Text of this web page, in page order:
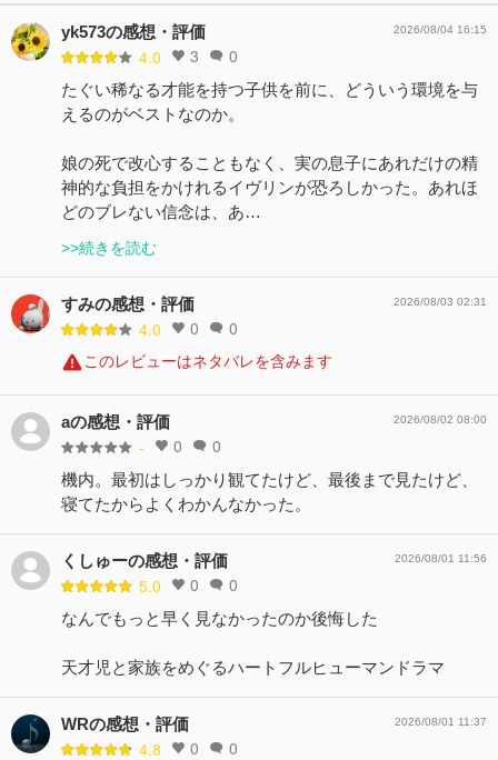
yk573の感想・評価
4.0 3 0
2026/08/04 16:15
たぐい稀なる才能を持つ子供を前に、どういう環境を与
えるのがベストなのか。
娘の死で改心することもなく、実の息子にあれだけの精
神的な負担をかけれるイヴリンが恐ろしかった。あれほ
どのブレない信念は、あ…
>>続きを読む
すみの感想・評価
4.0 0 0
2026/08/03 02:31
このレビューはネタバレを含みます
aの感想・評価
- 0 0
2026/08/02 08:00
機内。最初はしっかり観てたけど、最後まで見たけど、
寝てたからよくわかんなかった。
くしゅーの感想・評価
5.0 0 0
2026/08/01 11:56
なんでもっと早く見なかったのか後悔した
天才児と家族をめぐるハートフルヒューマンドラマ
WRの感想・評価
4.8 0 0
2026/08/01 11:37